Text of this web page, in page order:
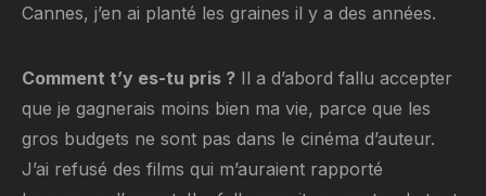
Cannes, j’en ai planté les graines il y a des années.
Comment t’y es-tu pris ? Il a d’abord fallu accepter
que je gagnerais moins bien ma vie, parce que les
gros budgets ne sont pas dans le cinéma d’auteur.
J’ai refusé des films qui m’auraient rapporté